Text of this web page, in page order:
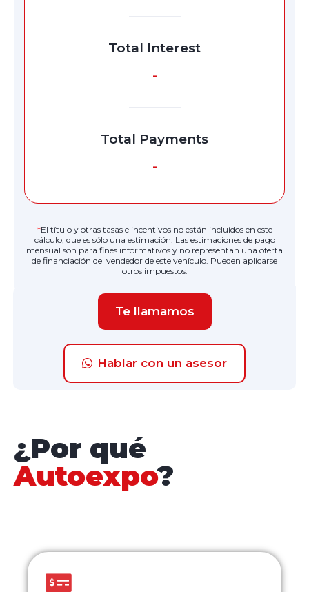
Total Interest
-
Total Payments
-
*El título y otras tasas e incentivos no están incluidos en este
cálculo, que es sólo una estimación. Las estimaciones de pago
mensual son para fines informativos y no representan una oferta
de financiación del vendedor de este vehículo. Pueden aplicarse
otros impuestos.
Te llamamos
Hablar con un asesor
¿Por qué
Autoexpo?